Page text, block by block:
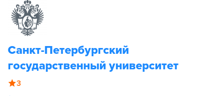
Санкт-Петербургский
государственный университет
3